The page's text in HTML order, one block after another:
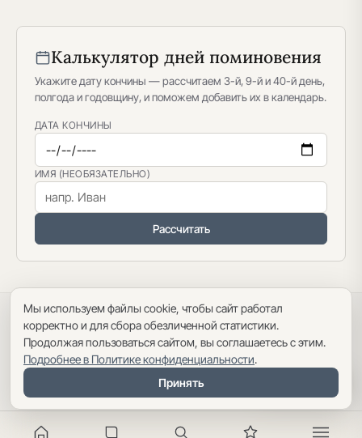
Калькулятор дней поминовения
Укажите дату кончины — рассчитаем 3-й, 9-й и 40-й день,
полгода и годовщину, и поможем добавить их в календарь.
ДАТА КОНЧИНЫ
ИМЯ (НЕОБЯЗАТЕЛЬНО)
Рассчитать
Политика конфиденциальности Пользовательское соглашение
Карта сайта
Мы используем файлы cookie, чтобы сайт работал
корректно и для сбора обезличенной статистики.
Продолжая пользоваться сайтом, вы соглашаетесь с этим.
Подробнее в Политике конфиденциальности.
Принять